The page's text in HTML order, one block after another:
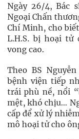
Ngày 26/4, Bác
Ngoại Chấn
Chí Minh, cho
L.H.S. bị hoại
vong cao.
Theo BS
bệnh viện tiếp
trái phù nề, nổi
mệt, khó chịu…
cấp để xử lý
mô hoại tử cho